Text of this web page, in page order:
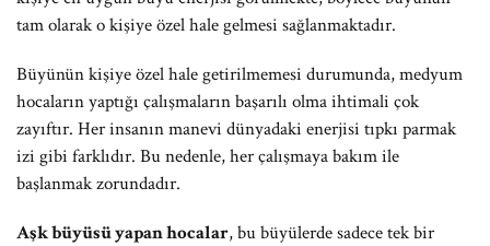
tam olarak o kişiye özel hale gelmesi sağlanmaktadır.
Büyünün kişiye özel hale getirilmemesi durumunda, medyum
hocaların yaptığı çalışmaların başarılı olma ihtimali çok
zayıftır. Her insanın manevi dünyadaki enerjisi tıpkı parmak
izi gibi farklıdır. Bu nedenle, her çalışmaya bakım ile
başlanmak zorundadır.
Aşk büyüsü yapan hocalar, bu büyülerde sadece tek bir